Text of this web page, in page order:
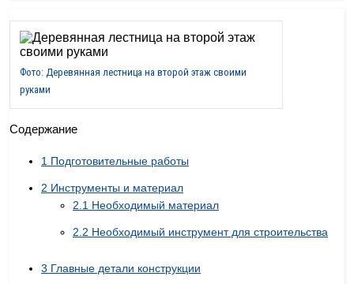
Фото: Деревянная лестница на второй этаж своими
руками
Содержание
1 Подготовительные работы
2 Инструменты и материал
2.1 Необходимый материал
2.2 Необходимый инструмент для строительства
3 Главные детали конструкции